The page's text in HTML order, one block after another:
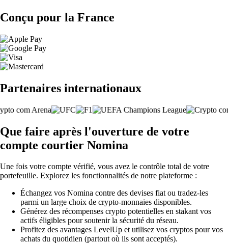
Conçu pour la France
Partenaires internationaux
Que faire après l'ouverture de votre
compte courtier Nomina
Une fois votre compte vérifié, vous avez le contrôle total de votre
portefeuille. Explorez les fonctionnalités de notre plateforme :
Échangez vos Nomina contre des devises fiat ou tradez-les
parmi un large choix de crypto-monnaies disponibles.
Générez des récompenses crypto potentielles en stakant vos
actifs éligibles pour soutenir la sécurité du réseau.
Profitez des avantages LevelUp et utilisez vos cryptos pour vos
achats du quotidien (partout où ils sont acceptés).